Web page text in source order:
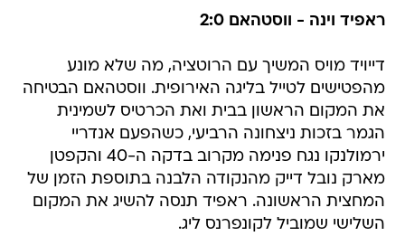
ראפיד וינה - ווסטהאם 2:0
דייויד מויס המשיך עם הרוטציה, מה שלא מונע
מהפטישים לטייל בליגה האירופית. ווסטהאם הבטיחה
את המקום הראשון בבית ואת הכרטיס לשמינית
הגמר בזכות ניצחונה הרביעי, כשהפעם אנדריי
ירמולנקו נגח פנימה מקרוב בדקה ה-40 והקפטן
מארק נובל דייק מהנקודה הלבנה בתוספת הזמן של
המחצית הראשונה. ראפיד תנסה להשיג את המקום
השלישי שמוביל לקונפרנס ליג.